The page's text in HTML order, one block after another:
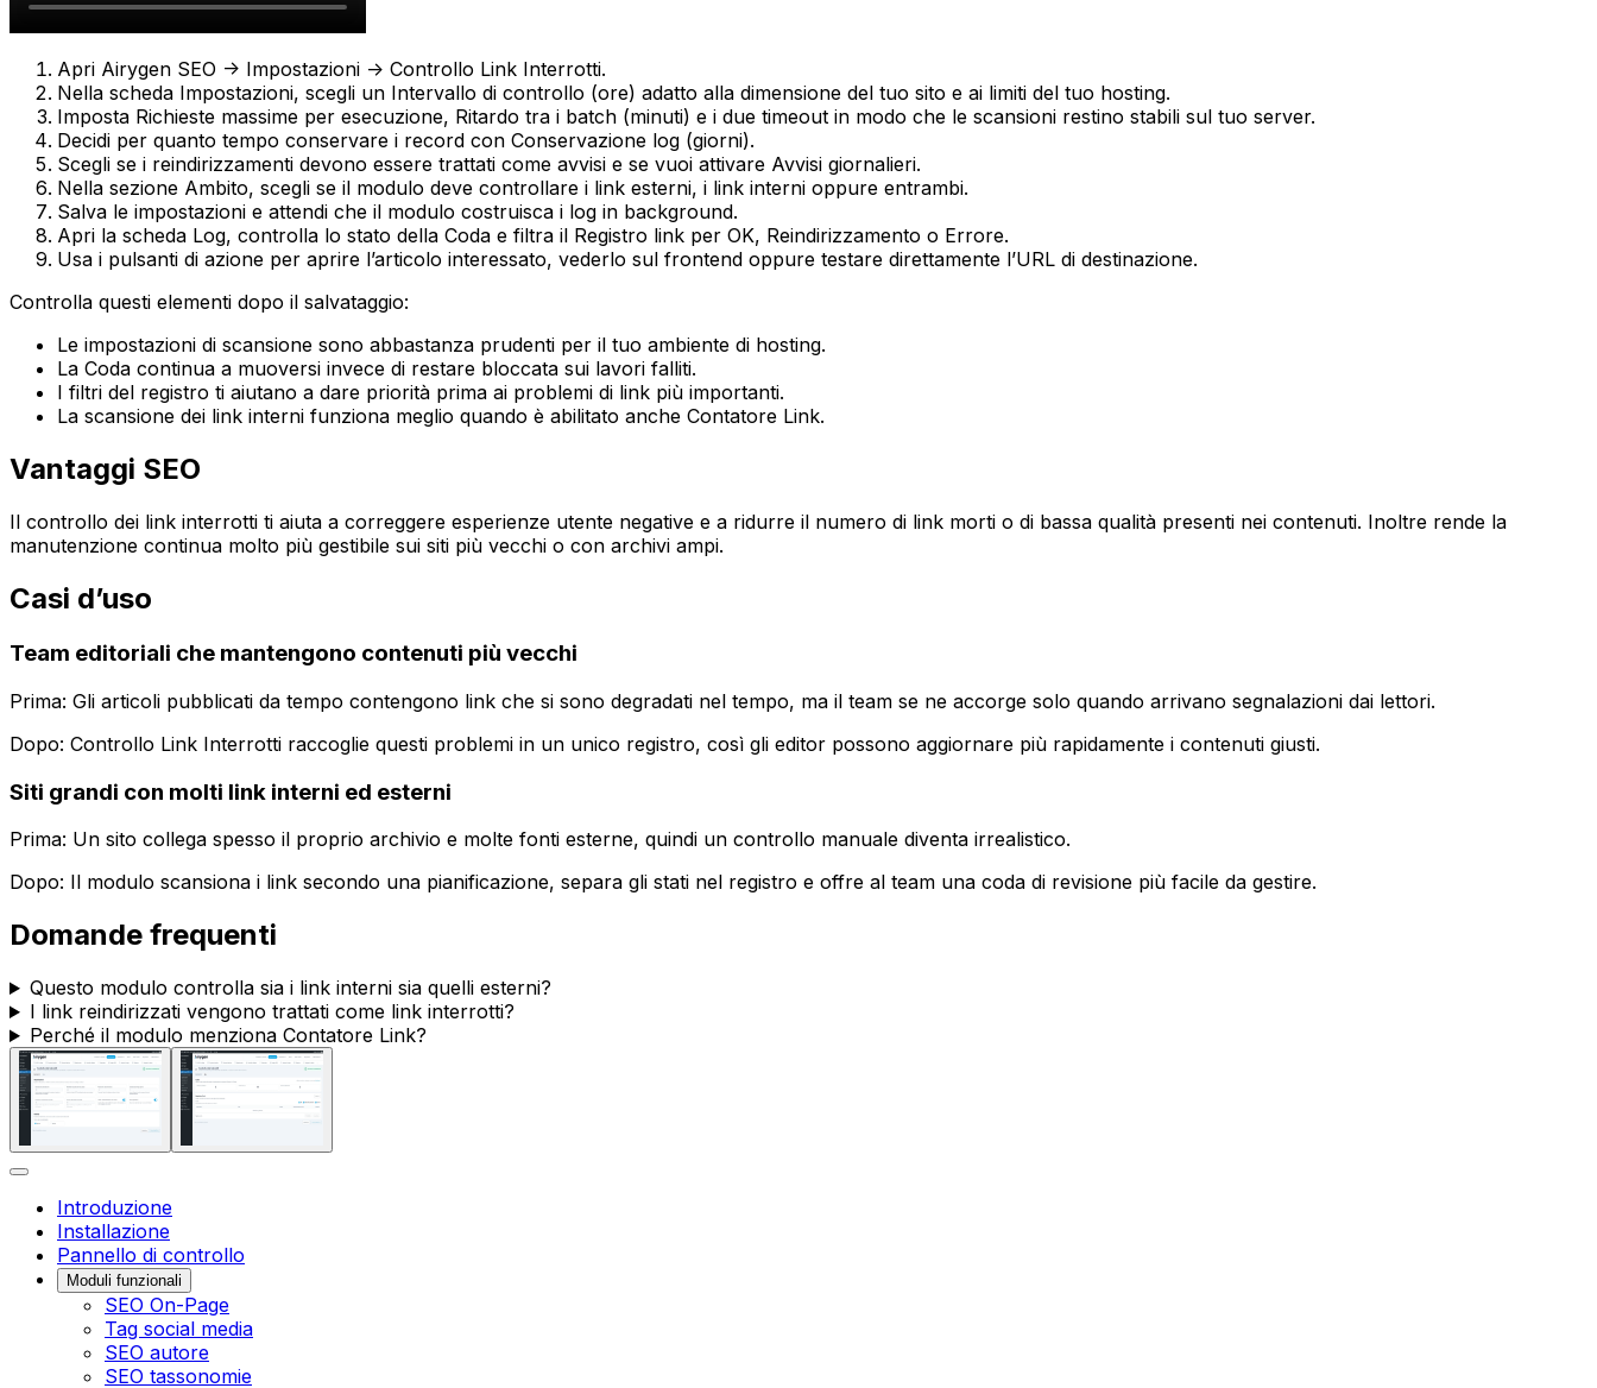
Apri Airygen SEO -> Impostazioni -> Controllo Link Interrotti.
Nella scheda Impostazioni, scegli un Intervallo di controllo (ore) adatto alla dimensione del tuo sito e ai limiti del tuo hosting.
Imposta Richieste massime per esecuzione, Ritardo tra i batch (minuti) e i due timeout in modo che le scansioni restino stabili sul tuo server.
Decidi per quanto tempo conservare i record con Conservazione log (giorni).
Scegli se i reindirizzamenti devono essere trattati come avvisi e se vuoi attivare Avvisi giornalieri.
Nella sezione Ambito, scegli se il modulo deve controllare i link esterni, i link interni oppure entrambi.
Salva le impostazioni e attendi che il modulo costruisca i log in background.
Apri la scheda Log, controlla lo stato della Coda e filtra il Registro link per OK, Reindirizzamento o Errore.
Usa i pulsanti di azione per aprire l’articolo interessato, vederlo sul frontend oppure testare direttamente l’URL di destinazione.
Controlla questi elementi dopo il salvataggio:
Le impostazioni di scansione sono abbastanza prudenti per il tuo ambiente di hosting.
La Coda continua a muoversi invece di restare bloccata sui lavori falliti.
I filtri del registro ti aiutano a dare priorità prima ai problemi di link più importanti.
La scansione dei link interni funziona meglio quando è abilitato anche Contatore Link.
Vantaggi SEO
Il controllo dei link interrotti ti aiuta a correggere esperienze utente negative e a ridurre il numero di link morti o di bassa qualità presenti nei contenuti. Inoltre rende la
manutenzione continua molto più gestibile sui siti più vecchi o con archivi ampi.
Casi d’uso
Team editoriali che mantengono contenuti più vecchi
Prima: Gli articoli pubblicati da tempo contengono link che si sono degradati nel tempo, ma il team se ne accorge solo quando arrivano segnalazioni dai lettori.
Dopo: Controllo Link Interrotti raccoglie questi problemi in un unico registro, così gli editor possono aggiornare più rapidamente i contenuti giusti.
Siti grandi con molti link interni ed esterni
Prima: Un sito collega spesso il proprio archivio e molte fonti esterne, quindi un controllo manuale diventa irrealistico.
Dopo: Il modulo scansiona i link secondo una pianificazione, separa gli stati nel registro e offre al team una coda di revisione più facile da gestire.
Domande frequenti
Questo modulo controlla sia i link interni sia quelli esterni?
I link reindirizzati vengono trattati come link interrotti?
Perché il modulo menziona Contatore Link?
Introduzione
Installazione
Pannello di controllo
Moduli funzionali
SEO On-Page
Tag social media
SEO autore
SEO tassonomie